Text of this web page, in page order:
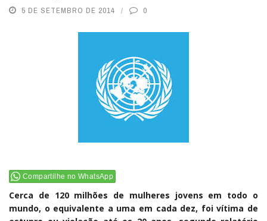
5 DE SETEMBRO DE 2014 0
Compartilhe no WhatsApp
Cerca de 120 milhões de mulheres jovens em todo o
mundo, o equivalente a uma em cada dez, foi vítima de